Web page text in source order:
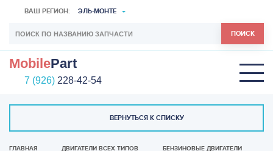
ВАШ РЕГИОН: ЭЛЬ-МОНТЕ
ПОИСК
MobilePart
7 (926) 228-42-54
ВЕРНУТЬСЯ К СПИСКУ
ГЛАВНАЯ ДВИГАТЕЛИ ВСЕХ ТИПОВ БЕНЗИНОВЫЕ ДВИГАТЕЛИ